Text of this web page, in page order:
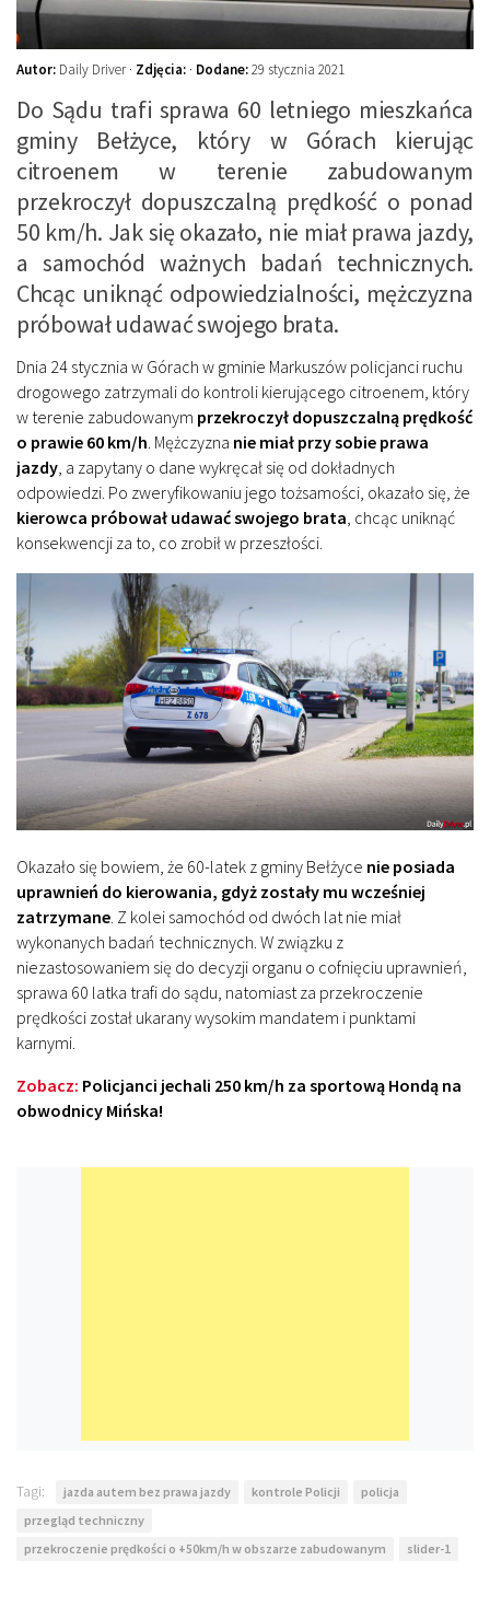
Autor: Daily Driver · Zdjęcia: · Dodane:29 stycznia 2021
Do Sądu trafi sprawa 60 letniego mieszkańca
gminy Bełżyce, który w Górach kierując
citroenem w terenie zabudowanym
przekroczył dopuszczalną prędkość o ponad
50 km/h. Jak się okazało, nie miał prawa jazdy,
a samochód ważnych badań technicznych.
Chcąc uniknąć odpowiedzialności, mężczyzna
próbował udawać swojego brata.
Dnia 24 stycznia w Górach w gminie Markuszów policjanci ruchu
drogowego zatrzymali do kontroli kierującego citroenem, który
w terenie zabudowanym przekroczył dopuszczalną prędkość
o prawie 60 km/h . Mężczyzna nie miał przy sobie prawa
jazdy , a zapytany o dane wykręcał się od dokładnych
odpowiedzi. Po zweryfikowaniu jego tożsamości, okazało się, że
kierowca próbował udawać swojego brata , chcąc uniknąć
konsekwencji za to, co zrobił w przeszłości.
Okazało się bowiem, że 60-latek z gminy Bełżyce nie posiada
uprawnień do kierowania, gdyż zostały mu wcześniej
zatrzymane. Z kolei samochód od dwóch lat nie miał
wykonanych badań technicznych. W związku z
niezastosowaniem się do decyzji organu o cofnięciu uprawnień,
sprawa 60 latka trafi do sądu, natomiast za przekroczenie
prędkości został ukarany wysokim mandatem i punktami
karnymi.
Zobacz: Policjanci jechali 250 km/h za sportową Hondą na
obwodnicy Mińska!
Tagi: jazda autem bez prawa jazdy kontrole Policji
policja
przegląd techniczny
przekroczenie prędkości o +50km/h w obszarze zabudowanym
slider-1